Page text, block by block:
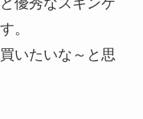
。
いたいな～と思